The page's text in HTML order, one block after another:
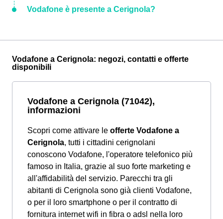
Vodafone è presente a Cerignola?
Vodafone a Cerignola: negozi, contatti e offerte
disponibili
Vodafone a Cerignola (71042),
informazioni
Scopri come attivare le offerte Vodafone a
Cerignola, tutti i cittadini cerignolani
conoscono Vodafone, l'operatore telefonico più
famoso in Italia, grazie al suo forte marketing e
all'affidabilità del servizio. Parecchi tra gli
abitanti di Cerignola sono già clienti Vodafone,
o per il loro smartphone o per il contratto di
fornitura internet wifi in fibra o adsl nella loro